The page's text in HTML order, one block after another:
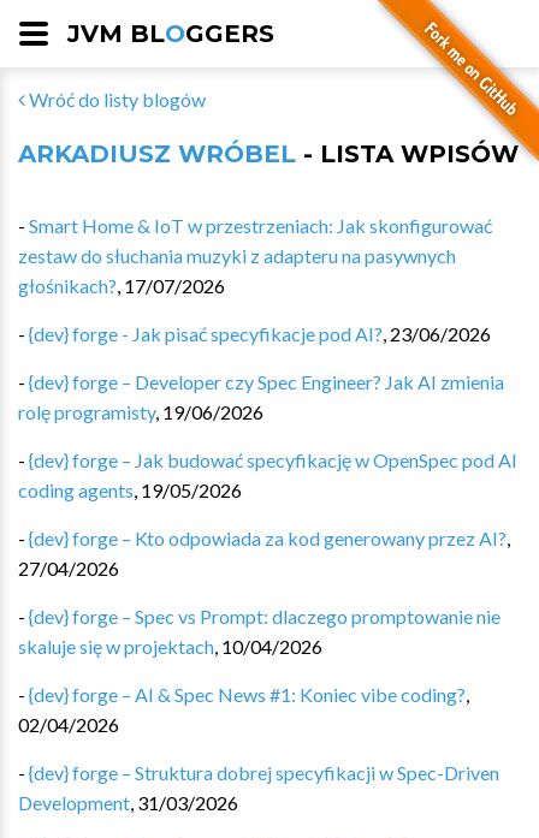
JVM BLOGGERS
Wróć do listy blogów
ARKADIUSZ WRÓBEL - LISTA WPISÓW
- Smart Home & IoT w przestrzeniach: Jak skonfigurować
zestaw do słuchania muzyki z adapteru na pasywnych
głośnikach?, 17/07/2026
- {dev} forge - Jak pisać specyfikacje pod AI?, 23/06/2026
- {dev} forge – Developer czy Spec Engineer? Jak AI zmienia
rolę programisty, 19/06/2026
- {dev} forge – Jak budować specyfikację w OpenSpec pod AI
coding agents, 19/05/2026
- {dev} forge – Kto odpowiada za kod generowany przez AI?,
27/04/2026
- {dev} forge – Spec vs Prompt: dlaczego promptowanie nie
skaluje się w projektach, 10/04/2026
- {dev} forge – AI & Spec News #1: Koniec vibe coding?,
02/04/2026
- {dev} forge – Struktura dobrej specyfikacji w Spec-Driven
Development, 31/03/2026